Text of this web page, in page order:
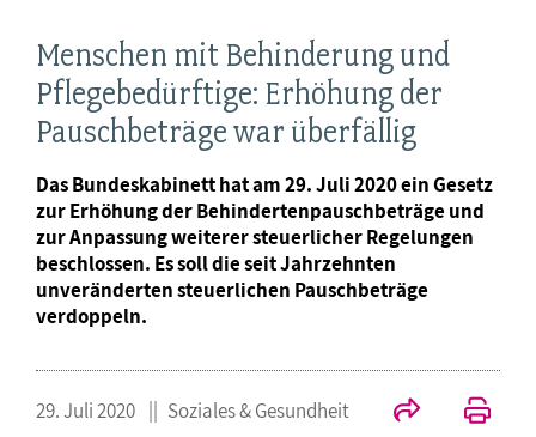
Menschen mit Behinderung und
Pflegebedürftige: Erhöhung der
Pauschbeträge war überfällig
Das Bundeskabinett hat am 29. Juli 2020 ein Gesetz
zur Erhöhung der Behindertenpauschbeträge und
zur Anpassung weiterer steuerlicher Regelungen
beschlossen. Es soll die seit Jahrzehnten
unveränderten steuerlichen Pauschbeträge
verdoppeln.
29. Juli 2020 Soziales & Gesundheit